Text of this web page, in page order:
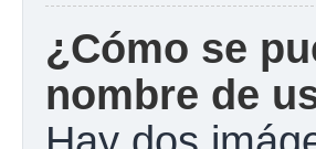
¿Cómo se
nombre de